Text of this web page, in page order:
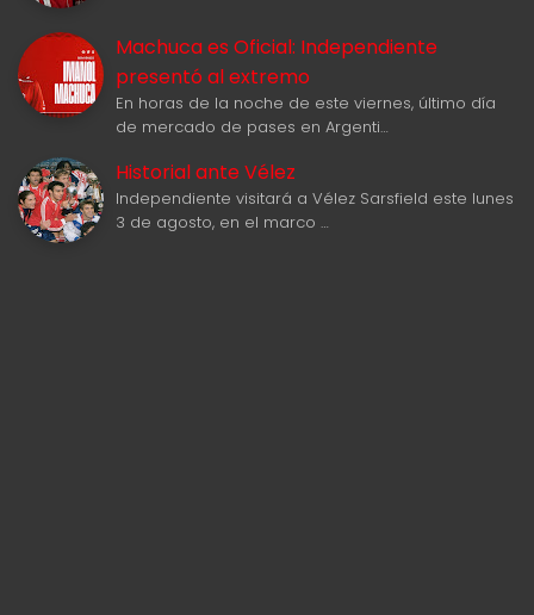
Machuca es Oficial: Independiente
presentó al extremo
En horas de la noche de este viernes, último día
de mercado de pases en Argenti…
Historial ante Vélez
Independiente visitará a Vélez Sarsfield este lunes
3 de agosto, en el marco …